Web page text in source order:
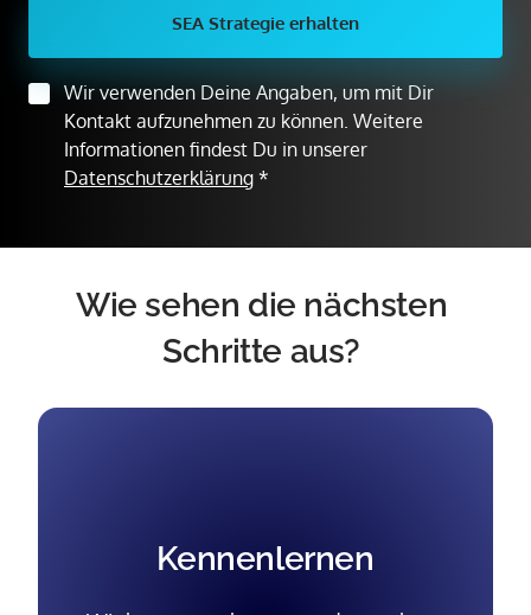
SEA Strategie erhalten
Wir verwenden Deine Angaben, um mit Dir
Kontakt aufzunehmen zu können. Weitere
Informationen findest Du in unserer
Datenschutzerklärung *
Wie sehen die nächsten
Schritte aus?
Kennenlernen